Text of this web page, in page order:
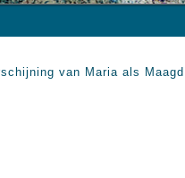
van Maria als